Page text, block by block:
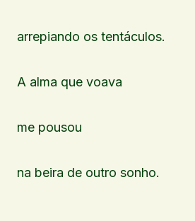
arrepiando os tentáculos.
A alma que voava
me pousou
na beira de outro sonho.